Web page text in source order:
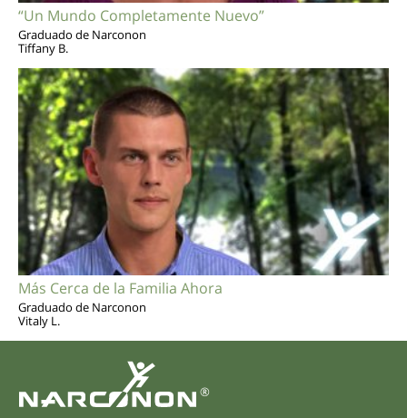
“Un Mundo Completamente Nuevo”
Graduado de Narconon
Tiffany B.
Más Cerca de la Familia Ahora
Graduado de Narconon
Vitaly L.
®